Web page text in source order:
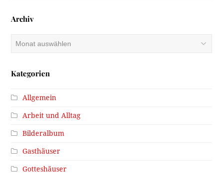
Archiv
Archiv
Kategorien
Allgemein
Arbeit und Alltag
Bilderalbum
Gasthäuser
Gotteshäuser